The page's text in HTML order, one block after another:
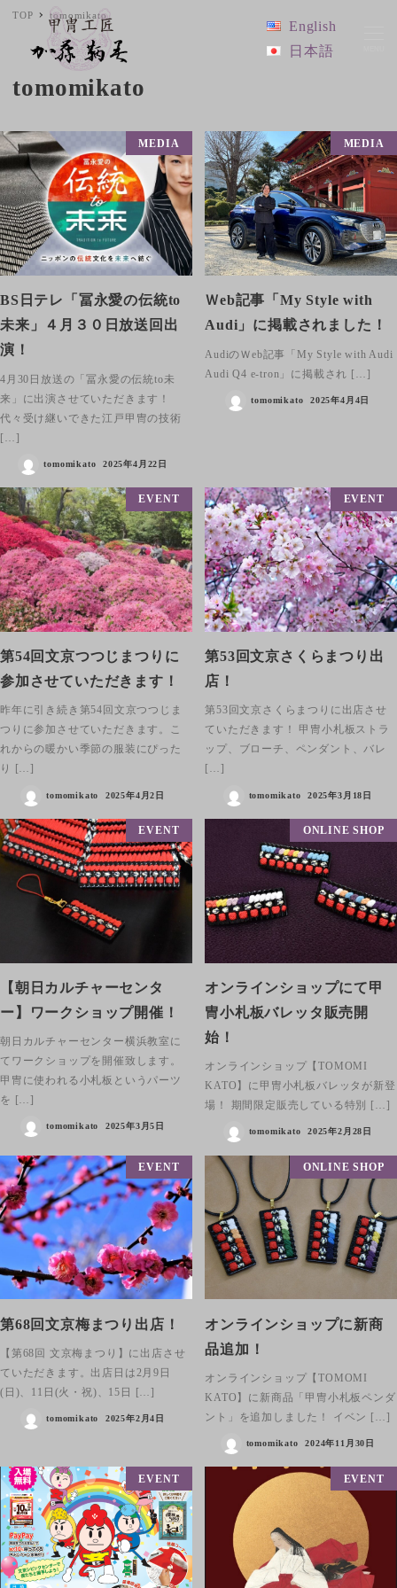
English
日本語
TOP tomomikato
tomomikato
MEDIA
BS日テレ「冨永愛の伝統to
未来」４月３０日放送回出
演！
4月30日放送の「冨永愛の伝統to未
来」に出演させていただきます！
代々受け継いできた江戸甲冑の技術
[…]
tomomikato 2025年4月22日
MEDIA
Ｗeb記事「My Style with
Audi」に掲載されました！
AudiのＷeb記事「My Style with Audi
Audi Q4 e-tron」に掲載され […]
tomomikato 2025年4月4日
EVENT
第54回文京つつじまつりに
参加させていただきます！
昨年に引き続き第54回文京つつじま
つりに参加させていただきます。こ
れからの暖かい季節の服装にぴった
り […]
tomomikato 2025年4月2日
EVENT
第53回文京さくらまつり出
店！
第53回文京さくらまつりに出店させ
ていただきます！ 甲冑小札板ストラ
ップ、ブローチ、ペンダント、バレ
[…]
tomomikato 2025年3月18日
EVENT
【朝日カルチャーセンタ
ー】ワークショップ開催！
朝日カルチャーセンター横浜教室に
てワークショップを開催致します。
甲冑に使われる小札板というパーツ
を […]
tomomikato 2025年3月5日
ONLINE SHOP
オンラインショップにて甲
冑小札板バレッタ販売開
始！
オンラインショップ【TOMOMI
KATO】に甲冑小札板バレッタが新登
場！ 期間限定販売している特別 […]
tomomikato 2025年2月28日
EVENT
第68回文京梅まつり出店！
【第68回 文京梅まつり】に出店させ
ていただきます。出店日は2月9日
(日)、11日(火・祝)、15日 […]
tomomikato 2025年2月4日
ONLINE SHOP
オンラインショップに新商
品追加！
オンラインショップ【TOMOMI
KATO】に新商品「甲冑小札板ペンダ
ント」を追加しました！ イベン […]
tomomikato 2024年11月30日
EVENT EVENT